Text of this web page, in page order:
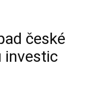
české
investic